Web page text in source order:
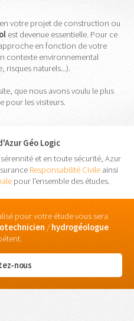
votre projet de construction ou
est devenue essentielle. Pour ce
en fonction de votre
contexte environnemental
naturels...).
que nous avons voulu le plus
pour les visiteurs.
Géo Logic
et en toute sécurité, Azur
Responsabilité Civile ainsi
pour l'ensemble des études.
pour votre étude vous sera
/ hydrogéologue
nous